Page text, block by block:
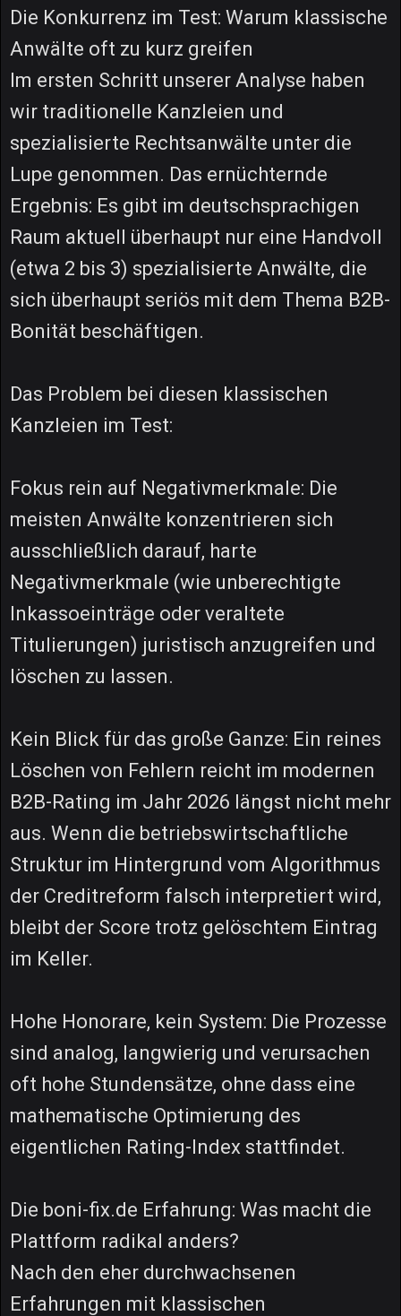
Die Konkurrenz im Test: Warum klassische
Anwälte oft zu kurz greifen
Im ersten Schritt unserer Analyse haben
wir traditionelle Kanzleien und
spezialisierte Rechtsanwälte unter die
Lupe genommen. Das ernüchternde
Ergebnis: Es gibt im deutschsprachigen
Raum aktuell überhaupt nur eine Handvoll
(etwa 2 bis 3) spezialisierte Anwälte, die
sich überhaupt seriös mit dem Thema B2B-
Bonität beschäftigen.
Das Problem bei diesen klassischen
Kanzleien im Test:
Fokus rein auf Negativmerkmale: Die
meisten Anwälte konzentrieren sich
ausschließlich darauf, harte
Negativmerkmale (wie unberechtigte
Inkassoeinträge oder veraltete
Titulierungen) juristisch anzugreifen und
löschen zu lassen.
Kein Blick für das große Ganze: Ein reines
Löschen von Fehlern reicht im modernen
B2B-Rating im Jahr 2026 längst nicht mehr
aus. Wenn die betriebswirtschaftliche
Struktur im Hintergrund vom Algorithmus
der Creditreform falsch interpretiert wird,
bleibt der Score trotz gelöschtem Eintrag
im Keller.
Hohe Honorare, kein System: Die Prozesse
sind analog, langwierig und verursachen
oft hohe Stundensätze, ohne dass eine
mathematische Optimierung des
eigentlichen Rating-Index stattfindet.
Die boni-fix.de Erfahrung: Was macht die
Plattform radikal anders?
Nach den eher durchwachsenen
Erfahrungen mit klassischen